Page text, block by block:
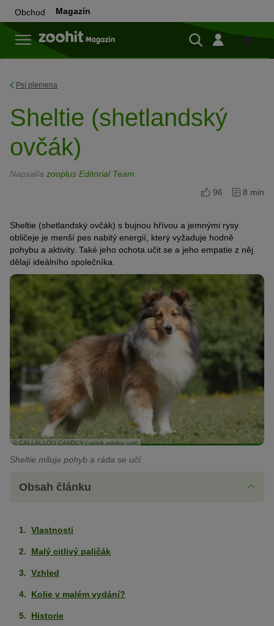
Obchod Magazín
Do
Psí plemena
Sheltie (shetlandský
ovčák)
Napsal/a zooplus Editorial Team
96
8 min
Sheltie (shetlandský ovčák) s bujnou hřívou a jemnými rysy
obličeje je menší pes nabitý energií, který vyžaduje hodně
pohybu a aktivity. Také jeho ochota učit se a jeho empatie z něj
dělají ideálního společníka.
© CALLALLOO CANDCY / stock.adobe.com
Sheltie miluje pohyb a ráda se učí.
Obsah článku
Vlastnosti
Malý citlivý paličák
Vzhled
Kolie v malém vydání?
Historie